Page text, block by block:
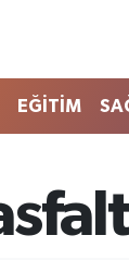
EĞİTİM